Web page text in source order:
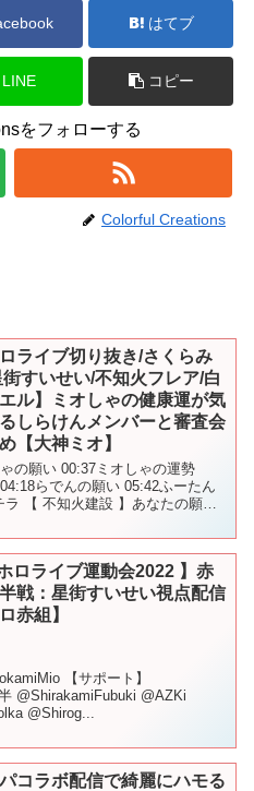
はてブ
LINE コピー
をフォローする
Colorful Creations
ロライブ切り抜き/さくらみ
街すいせい/不知火フレア/白
ル】ミオしゃの健康運が気
しらけんメンバーと審査会
【大神ミオ】
の願い 00:37ミオしゃの運勢
らでんの願い 05:42ふーたん
【 不知火建設 】あなたの願い
ホロライブ運動会2022 】赤
戦：星街すいせい視点配信
赤組】
【サポート】
@ShirakamiFubuki @AZKi
@Shirog...
コラボ配信で綺麗にハモる